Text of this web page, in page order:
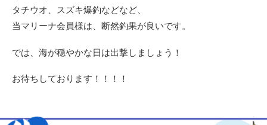
タチウオ、スズキ爆釣などなど、
当マリーナ会員様は、断然釣果が良いです。
では、海が穏やかな日は出撃しましょう！
お待ちしております！！！！